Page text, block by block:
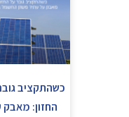
כשהתקציב
החזון: מאבק